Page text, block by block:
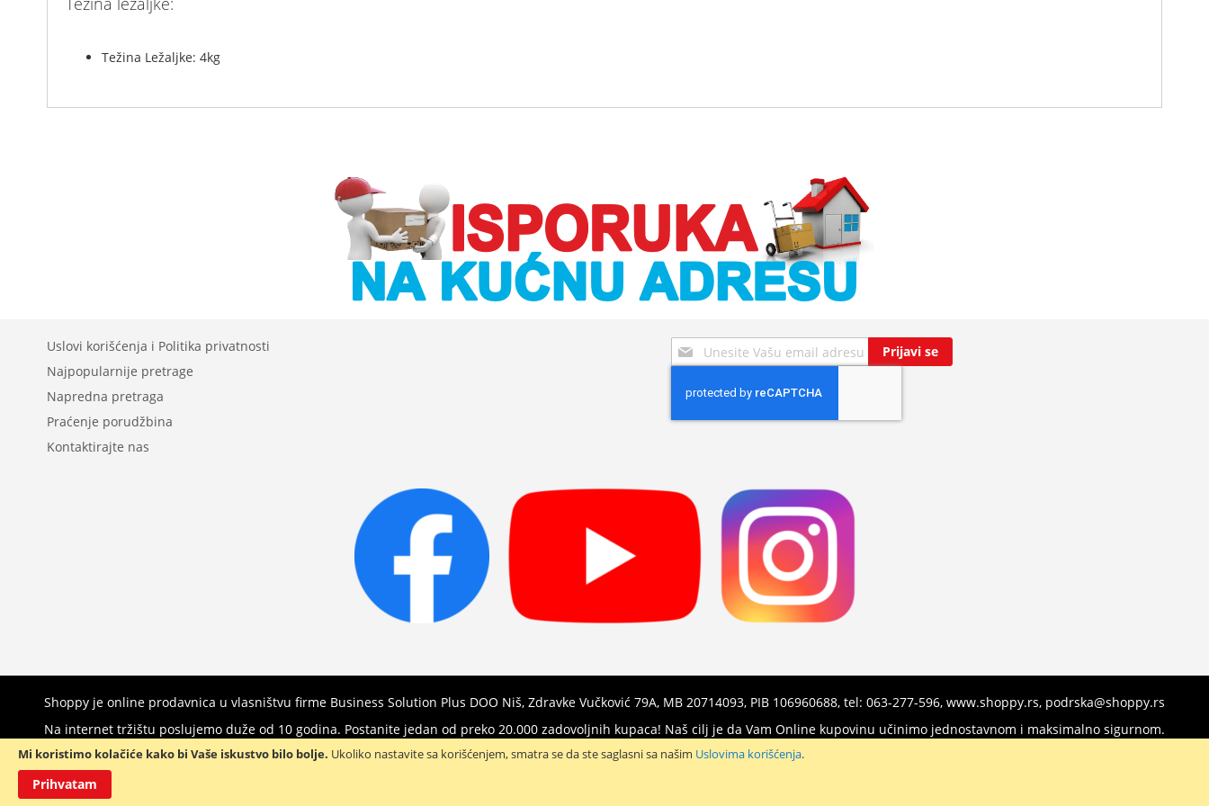
Mi koristimo kolačiće kako bi Vaše iskustvo bilo bolje. Ukoliko nastavite sa korišćenjem, smatra se da ste saglasni sa našim Uslovima korišćenja.
Prihvatam
Težina Ležaljke: 4kg
Sign
Up
Our
Newsletter:
Prijavi se
Uslovi korišćenja i Politika privatnosti
Najpopularnije pretrage
Napredna pretraga
Praćenje porudžbina
Kontaktirajte nas
Shoppy je online prodavnica u vlasništvu firme Business Solution Plus DOO Niš, Zdravke Vučković 79A, MB 20714093, PIB 106960688, tel: 063-277-596, www.shoppy.rs, podrska@shoppy.rs
Na internet tržištu poslujemo duže od 10 godina. Postanite jedan od preko 20.000 zadovoljnih kupaca! Naš cilj je da Vam Online kupovinu učinimo jednostavnom i maksimalno sigurnom.
Hvala Vam što kupujete preko našeg web sajta!